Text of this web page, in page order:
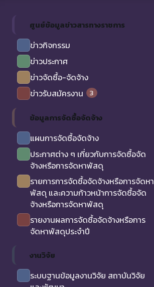
ศูนย์ข้อมูลข่าวสารทางราชการ
ข่าวกิจกรรม
ข่าวประกาศ
ข่าวจัดซื้อ-จัดจ้าง
ข่าวรับสมัครงาน
3
ข้อมูลการจัดซื้อจัดจ้าง
แผนการจัดซื้อจัดจ้าง
ประกาศต่าง ๆ เกี่ยวกับการจัดซื้อจัด
จ้างหรือการจัดหาพัสดุ
รายการการจัดซื้อจัดจ้างหรือการจัดหา
พัสดุ และความก้าวหน้าการจัดซื้อจัด
จ้างหรือการจัดหาพัสดุ
รายงานผลการจัดซื้อจัดจ้างหรือการ
จัดหาพัสดุประจำปี
งานวิจัย
ระบบฐานข้อมูลงานวิจัย สถาบันวิจัย